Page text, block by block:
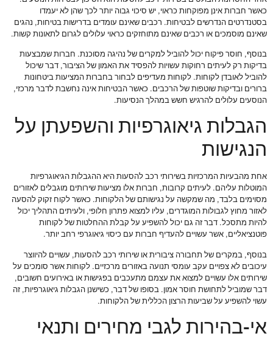
כאשר חברות אינן מפוקחות כראוי, יש סיכוי גבוה יותר לכך שהן לא יעמדו
בסטנדרטים הנדרשים לבטיחות. רכבים שאינם עומדים בדרישות בטיחות, נהגים
שאינם מוסמכים או רכבים שאינם מתוחזקים כראוי עלולים לגרום לתאונות קשות.
בנוסף, חוסר פיקוח יכול להוביל למקרים של נהיגה מסוכנת. חברות שמבצעות
בדיקות רק לעיתים רחוקות עשויות להפסיד את האמון של הציבור, דבר שיכול
להוביל לאובדן לקוחות. לקוחות מעדיפים לבחור בחברות המציעות ביטחונות
ברורים ובדיקות שוטפות של הרכבים. כאשר הבטיחות אינה נחשבת לדבר מרכזי,
הנוסעים עלולים להרגיש חשש במהלך הנסיעות.
הגבלות גיאוגרפיות והשפעתן על
הנגישות
אחת מהבעיות המרכזיות בשירותי רכב להסעות היא ההגבלות הגיאוגרפיות
המוטלות עליהם. לעיתים קרובות, חברות אלו מציעות שירותים מוגבלים לאזורים
מסוימים בלבד, מה שמקשה על נגישותם של הלקוחות. כאשר לקוח זקוק להסעה
לאזור מחוץ לגבולות המוגדרים, עליו למצוא פתרון חלופי, ולעיתים התהליך יכול
להיות מתסכל. דבר זה גם יכול להשפיע על קבלת ההחלטות של לקוחות
פוטנציאליים, אשר עשויים להעדיף חברות עם כיסוי גיאוגרפי רחב יותר.
בנוסף, במקרים של תחבורה ציבורית או שירותי רכב להסעות, עשויים להיווצר
עיכובים לא צפויים עקב עומסי תנועה באזורים מרכזיים. לקוחות אשר סומכים על
שירותים אלו עשויים למצוא את עצמם מתעכבים בפגישות או באירועים חשובים,
דבר שמוביל לתחושת חוסר אמון. בסופו של דבר, כשישנן הגבלות גיאוגרפיות, זה
עשוי להשפיע על שביעות הרצון הכללית של הלקוחות.
אי-בהירות לגבי מחירים ותנאי